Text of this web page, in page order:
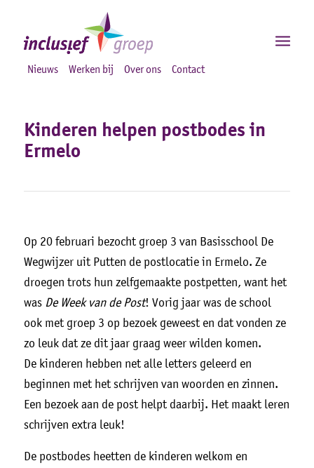
Nieuws Werken bij Over ons Contact
Kinderen helpen postbodes in
Ermelo
Op 20 februari bezocht groep 3 van Basisschool De
Wegwijzer uit Putten de postlocatie in Ermelo. Ze
droegen trots hun zelfgemaakte postpetten, want het
was De Week van de Post! Vorig jaar was de school
ook met groep 3 op bezoek geweest en dat vonden ze
zo leuk dat ze dit jaar graag weer wilden komen.
De kinderen hebben net alle letters geleerd en
beginnen met het schrijven van woorden en zinnen.
Een bezoek aan de post helpt daarbij. Het maakt leren
schrijven extra leuk!
De postbodes heetten de kinderen welkom en